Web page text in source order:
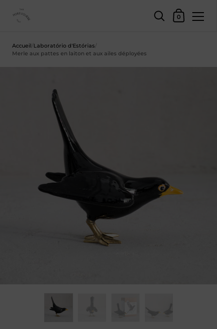
Panier d'achat
0
Accueil/Laboratório d'Estórias/
Merle aux pattes en laiton et aux ailes déployées